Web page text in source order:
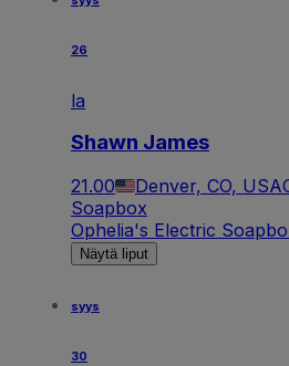
26
la
Shawn James
21.00 Denver, CO, USA
Soapbox
Ophelia's Electric
Näytä liput
syys
30